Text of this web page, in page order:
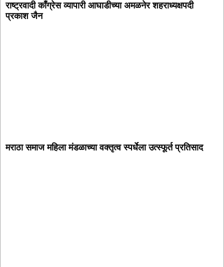
राष्ट्रवादी काँग्रेस व्यापारी आघाडीच्या अमळनेर शहराध्यक्षपदी
प्रकाश जैन
मराठा समाज महिला मंडळाच्या वक्तृत्व स्पर्धेला उत्स्फूर्त प्रतिसाद